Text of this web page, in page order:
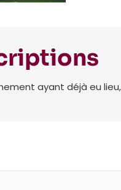
ayant déjà eu